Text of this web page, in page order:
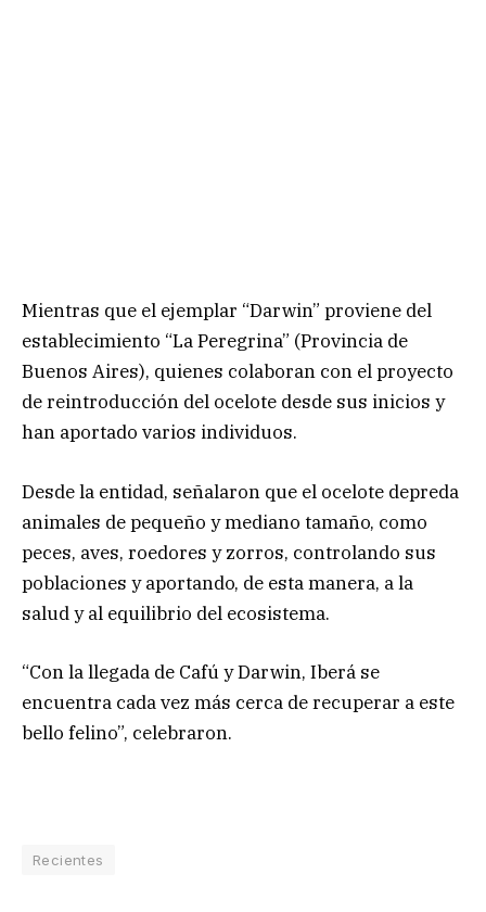
Mientras que el ejemplar “Darwin” proviene del
establecimiento “La Peregrina” (Provincia de
Buenos Aires), quienes colaboran con el proyecto
de reintroducción del ocelote desde sus inicios y
han aportado varios individuos.
Desde la entidad, señalaron que el ocelote depreda
animales de pequeño y mediano tamaño, como
peces, aves, roedores y zorros, controlando sus
poblaciones y aportando, de esta manera, a la
salud y al equilibrio del ecosistema.
“Con la llegada de Cafú y Darwin, Iberá se
encuentra cada vez más cerca de recuperar a este
bello felino”, celebraron.
Recientes